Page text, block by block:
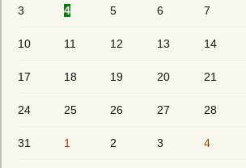
3 4 5 6 7
10 11 12 13 14
17 18 19 20 21
24 25 26 27 28
31 1 2 3 4